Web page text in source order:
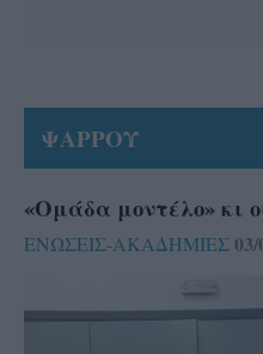
ΨΑΡΡΟΥ
«Ομάδα μοντέλο» κι
ΕΝΩΣΕΙΣ-ΑΚΑΔΗΜΙΕΣ